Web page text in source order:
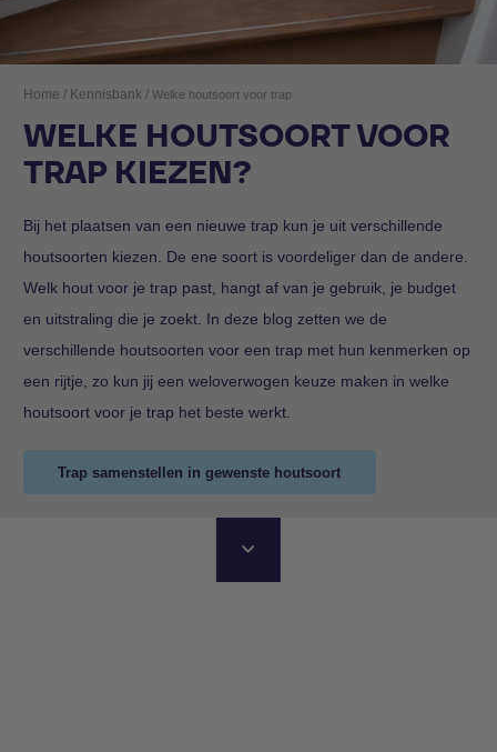
Home / Kennisbank / Welke houtsoort voor trap
WELKE HOUTSOORT VOOR
TRAP KIEZEN?
Bij het plaatsen van een nieuwe trap kun je uit verschillende
houtsoorten kiezen. De ene soort is voordeliger dan de andere.
Welk hout voor je trap past, hangt af van je gebruik, je budget
en uitstraling die je zoekt. In deze blog zetten we de
verschillende houtsoorten voor een trap met hun kenmerken op
een rijtje, zo kun jij een weloverwogen keuze maken in welke
houtsoort voor je trap het beste werkt.
Trap samenstellen in gewenste houtsoort